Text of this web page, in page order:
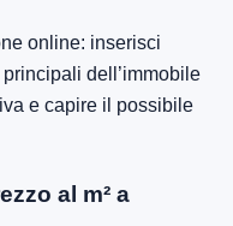
online: inserisci
dell’immobile
e capire il possibile
al m² a